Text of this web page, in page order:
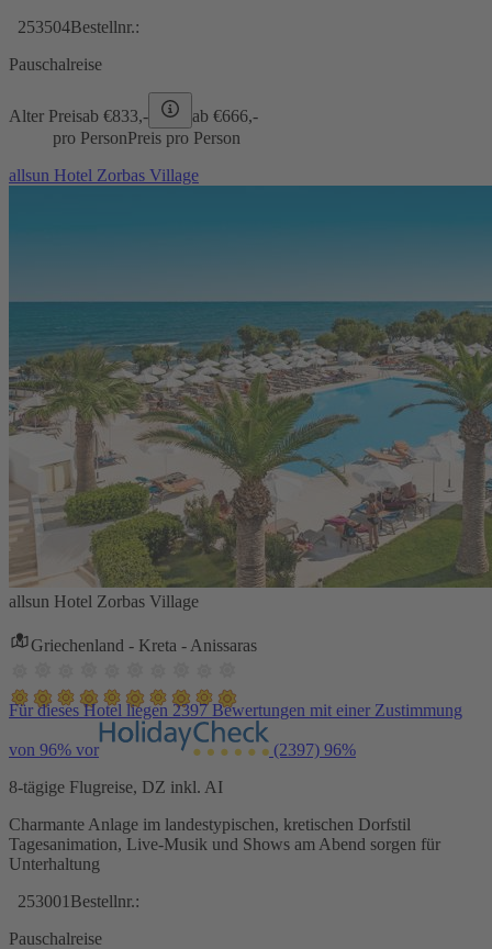
253504Bestellnr.:
Pauschalreise
Alter Preisab €833,- ab €666,-
pro PersonPreis pro Person
allsun Hotel Zorbas Village
allsun Hotel Zorbas Village
Griechenland - Kreta - Anissaras
Für dieses Hotel liegen 2397 Bewertungen mit einer Zustimmung
von 96% vor (2397) 96%
8-tägige Flugreise, DZ inkl. AI
Charmante Anlage im landestypischen, kretischen Dorfstil
Tagesanimation, Live-Musik und Shows am Abend sorgen für
Unterhaltung
253001 Bestellnr.:
Pauschalreise